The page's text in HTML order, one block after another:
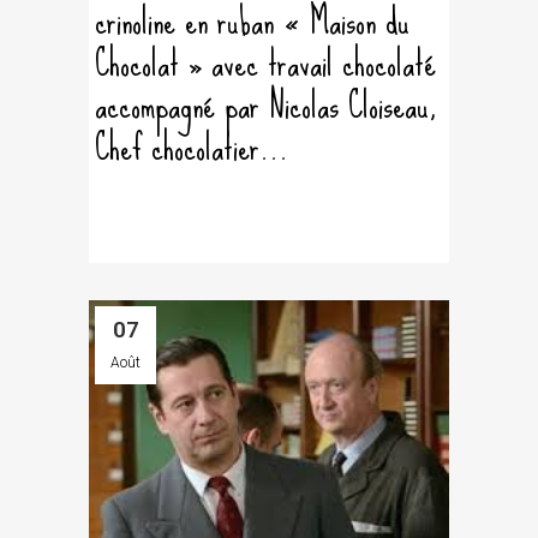
crinoline en ruban « Maison du
Chocolat » avec travail chocolaté
accompagné par Nicolas Cloiseau,
Chef chocolatier...
07
Août